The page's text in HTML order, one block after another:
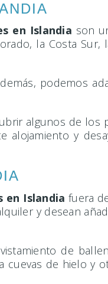
en Islandia son
la Costa
podemos
algunos de los
alojamiento y
en Islandia fuera
y desean
de
cuevas de hielo y